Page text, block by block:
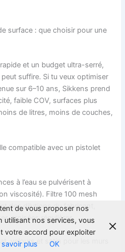
surface : que choisir pour une
et un budget ultra-serré,
suffire. Si tu veux optimiser
sur 6–10 ans, Sikkens prend
faible COV, surfaces plus
de litres, moins de couches,
compatible avec un pistolet
à l’eau se pulvérisent à
viscosité). Filtre 100 mesh
des dilutions du fabricant,
croisées régulières.
velours et satin pour les murs
de vous proposer nos
utilisant nos services, vous
votre accord pour exploiter
savoir plus OK